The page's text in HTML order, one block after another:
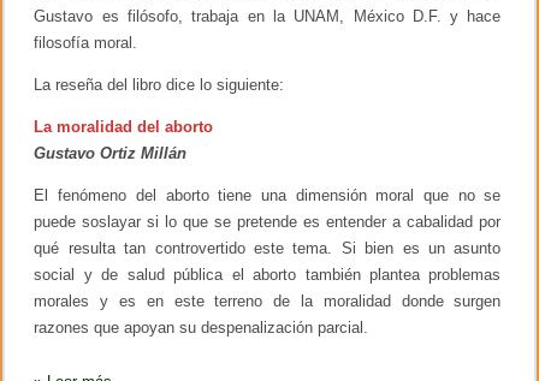
Gustavo es filósofo, trabaja en la UNAM, México D.F. y hace
filosofía moral.
La reseña del libro dice lo siguiente:
La moralidad del aborto
Gustavo Ortiz Millán
El fenómeno del aborto tiene una dimensión moral que no se
puede soslayar si lo que se pretende es entender a cabalidad por
qué resulta tan controvertido este tema. Si bien es un asunto
social y de salud pública el aborto también plantea problemas
morales y es en este terreno de la moralidad donde surgen
razones que apoyan su despenalización parcial.